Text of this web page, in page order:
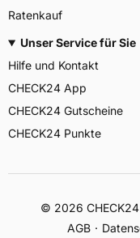
Ratenkauf
Unser Service für Sie
Hilfe und Kontakt
CHECK24 App
CHECK24 Gutscheine
CHECK24 Punkte
© 2026
AGB